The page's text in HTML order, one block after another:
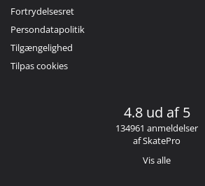
Fortrydelsesret
Persondatapolitik
Tilgængelighed
Tilpas cookies
4.8 ud af 5
134961 anmeldelser
af SkatePro
Vis alle